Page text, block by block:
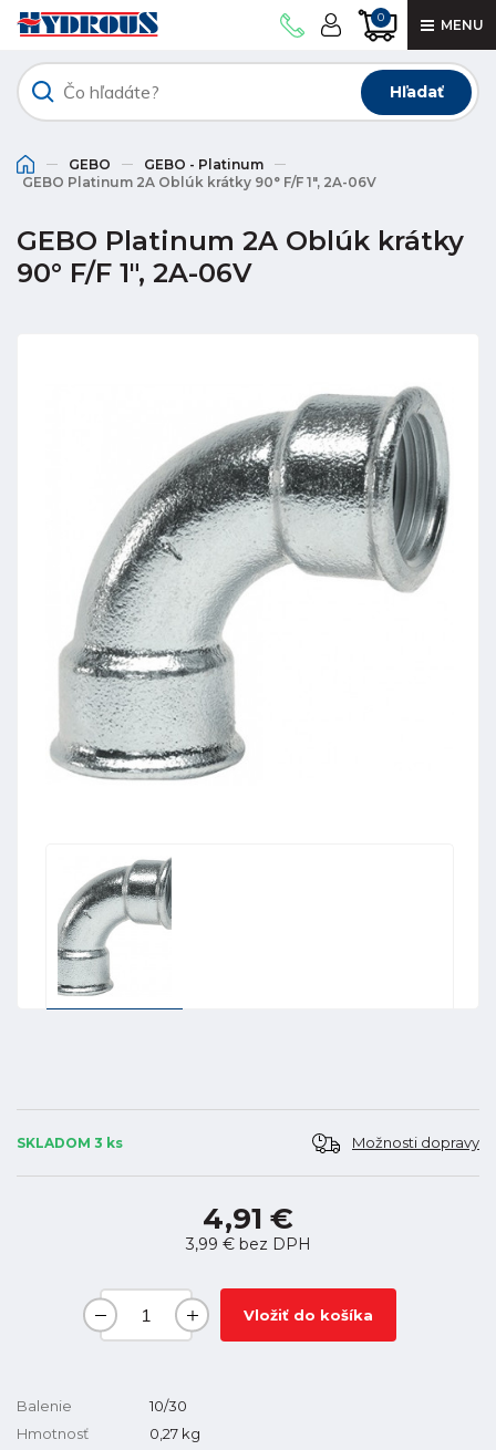
0 MENU
Hľadať
GEBO
GEBO - Platinum
GEBO Platinum 2A Oblúk krátky 90° F/F 1", 2A-06V
GEBO Platinum 2A Oblúk krátky
90° F/F 1", 2A-06V
SKLADOM 3 ks Možnosti dopravy
4,91 €
3,99 €bez DPH
Vložiť do košíka
Balenie
10/30
Hmotnosť
0,27 kg